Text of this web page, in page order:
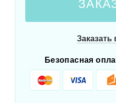
Заказать
Безопасная